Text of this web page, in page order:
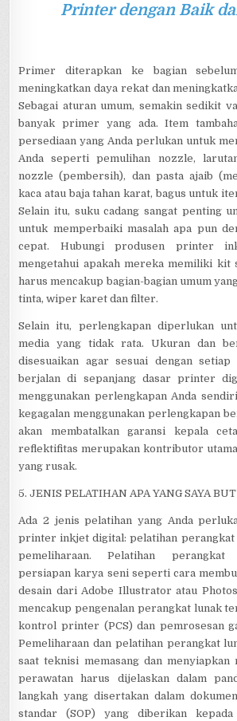
Printer dengan Baik
Primer diterapkan ke bagian
meningkatkan daya rekat dan
Sebagai aturan umum, semakin sedikit
banyak primer yang ada. Item
persediaan yang Anda perlukan untuk
Anda seperti pemulihan nozzle,
nozzle (pembersih), dan pasta ajaib
kaca atau baja tahan karat, bagus untuk
Selain itu, suku cadang sangat penting
untuk memperbaiki masalah apa pun
cepat. Hubungi produsen printer
mengetahui apakah mereka memiliki kit
harus mencakup bagian-bagian umum
tinta, wiper karet dan filter.
Selain itu, perlengkapan diperlukan
media yang tidak rata. Ukuran dan
disesuaikan agar sesuai dengan
berjalan di sepanjang dasar printer
menggunakan perlengkapan Anda
kegagalan menggunakan perlengkapan
akan membatalkan garansi kepala
reflektifitas merupakan kontributor
yang rusak.
5. JENIS PELATIHAN APA YANG SAYA
Ada 2 jenis pelatihan yang Anda
printer inkjet digital: pelatihan perangkat
pemeliharaan. Pelatihan perangkat
persiapan karya seni seperti cara
desain dari Adobe Illustrator atau
mencakup pengenalan perangkat lunak
kontrol printer (PCS) dan pemrosesan
Pemeliharaan dan pelatihan perangkat
saat teknisi memasang dan menyiapkan
perawatan harus dijelaskan dalam
langkah yang disertakan dalam
standar (SOP) yang diberikan kepada